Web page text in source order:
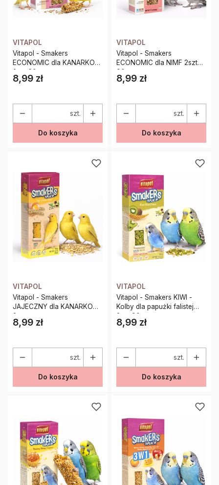
VITAPOL
Vitapol - Smakers
ECONOMIC dla KANARKOW
2szt 60g
Cena
8,99 zł
szt.
Do koszyka
VITAPOL
Vitapol - Smakers
ECONOMIC dla NIMF 2szt
90g
Cena
8,99 zł
szt.
Do koszyka
VITAPOL
Vitapol - Smakers
JAJECZNY dla KANARKOW
2szt
Cena
8,99 zł
szt.
Do koszyka
VITAPOL
Vitapol - Smakers KIWI -
Kolby dla papużki falistej
2szt 90g
Cena
8,99 zł
szt.
Do koszyka